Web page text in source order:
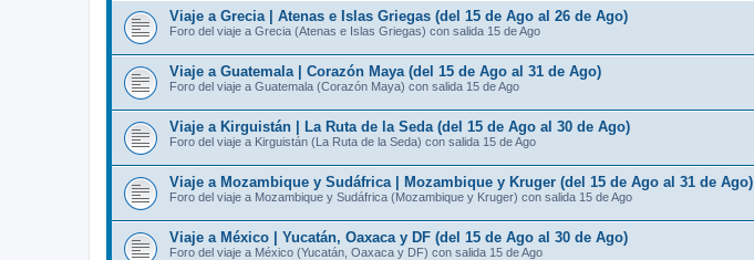
Viaje a Grecia | Atenas e Islas Griegas (del 15 de Ago al 26 de Ago)
Foro del viaje a Grecia (Atenas e Islas Griegas) con salida 15 de Ago
Viaje a Guatemala | Corazón Maya (del 15 de Ago al 31 de Ago)
Foro del viaje a Guatemala (Corazón Maya) con salida 15 de Ago
Viaje a Kirguistán | La Ruta de la Seda (del 15 de Ago al 30 de Ago)
Foro del viaje a Kirguistán (La Ruta de la Seda) con salida 15 de Ago
Viaje a Mozambique y Sudáfrica | Mozambique y Kruger (del 15 de Ago al 31 de Ago)
Foro del viaje a Mozambique y Sudáfrica (Mozambique y Kruger) con salida 15 de Ago
Viaje a México | Yucatán, Oaxaca y DF (del 15 de Ago al 30 de Ago)
Foro del viaje a México (Yucatán, Oaxaca y DF) con salida 15 de Ago